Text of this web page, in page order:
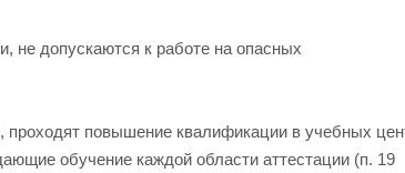
не допускаются к работе на опасных
проходят повышение квалификации в учебных
обучение каждой области аттестации (п. 19